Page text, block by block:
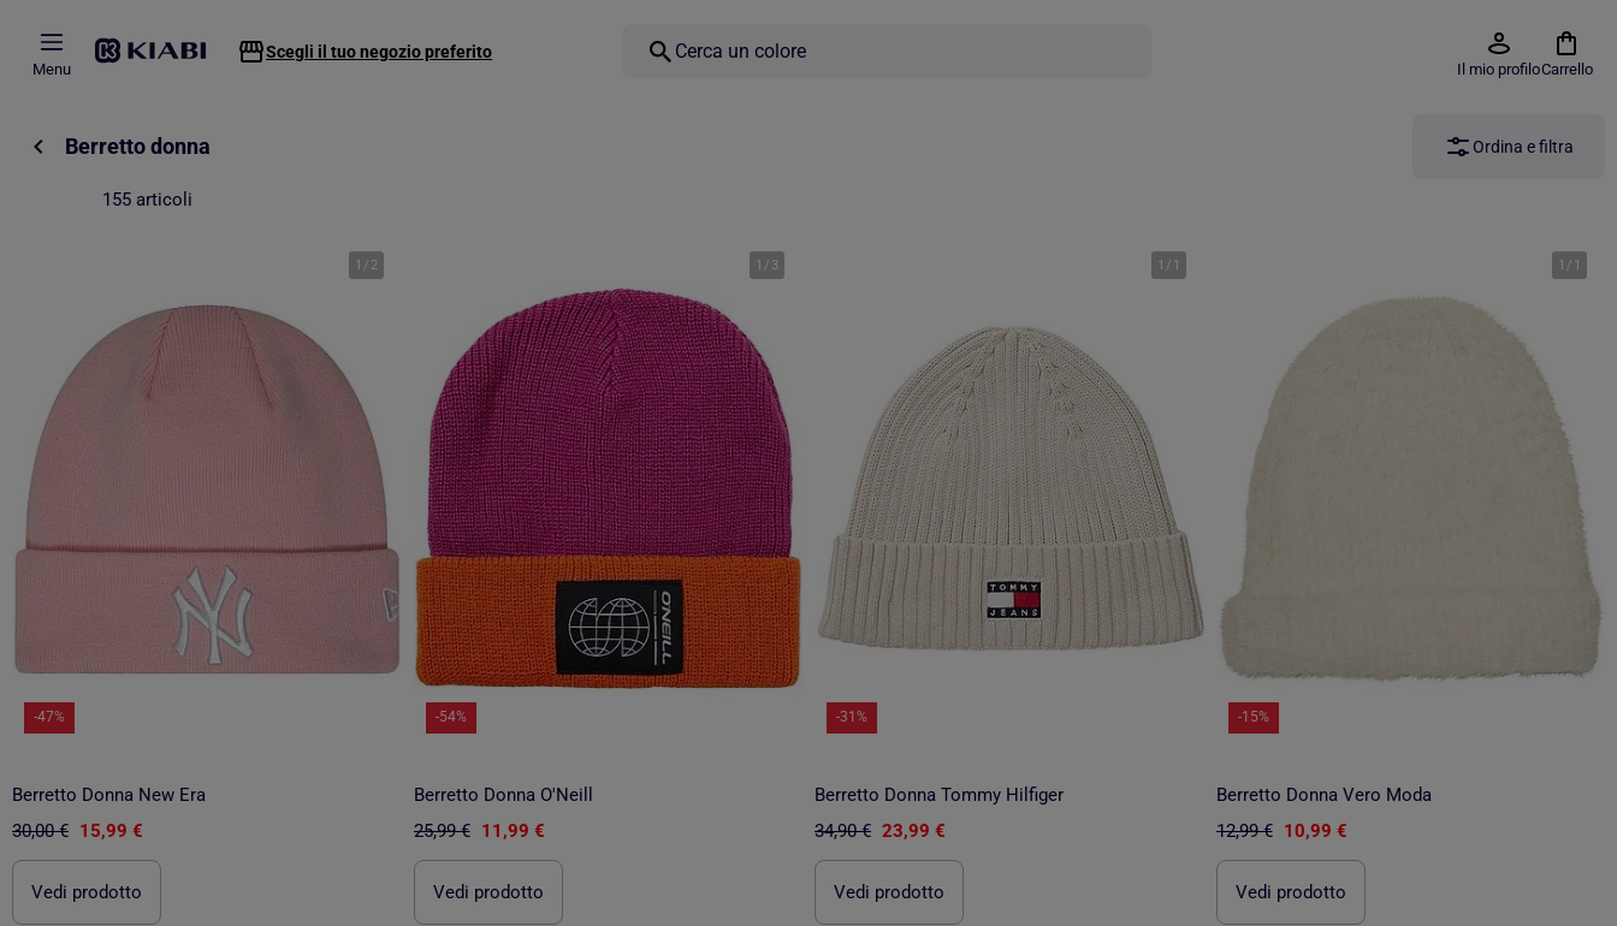
Menu
Scegli il tuo negozio preferito
Il mio profiloCarrello
Berretto donna Ordina e filtra
155 articoli
1 / 2
-47%
Berretto Donna New Era
30,00 € 15,99 €
Vedi prodotto
1 / 3
-54%
Berretto Donna O'Neill
25,99 € 11,99 €
Vedi prodotto
1 / 1
-31%
Berretto Donna Tommy Hilfiger
34,90 € 23,99 €
Vedi prodotto
1 / 1
-15%
Berretto Donna Vero Moda
12,99 € 10,99 €
Vedi prodotto